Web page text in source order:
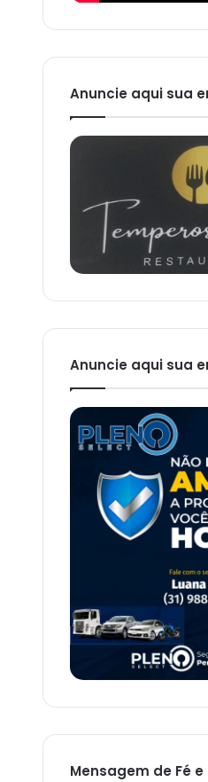
Anuncie aqui sua
Anuncie aqui sua
Mensagem de Fé